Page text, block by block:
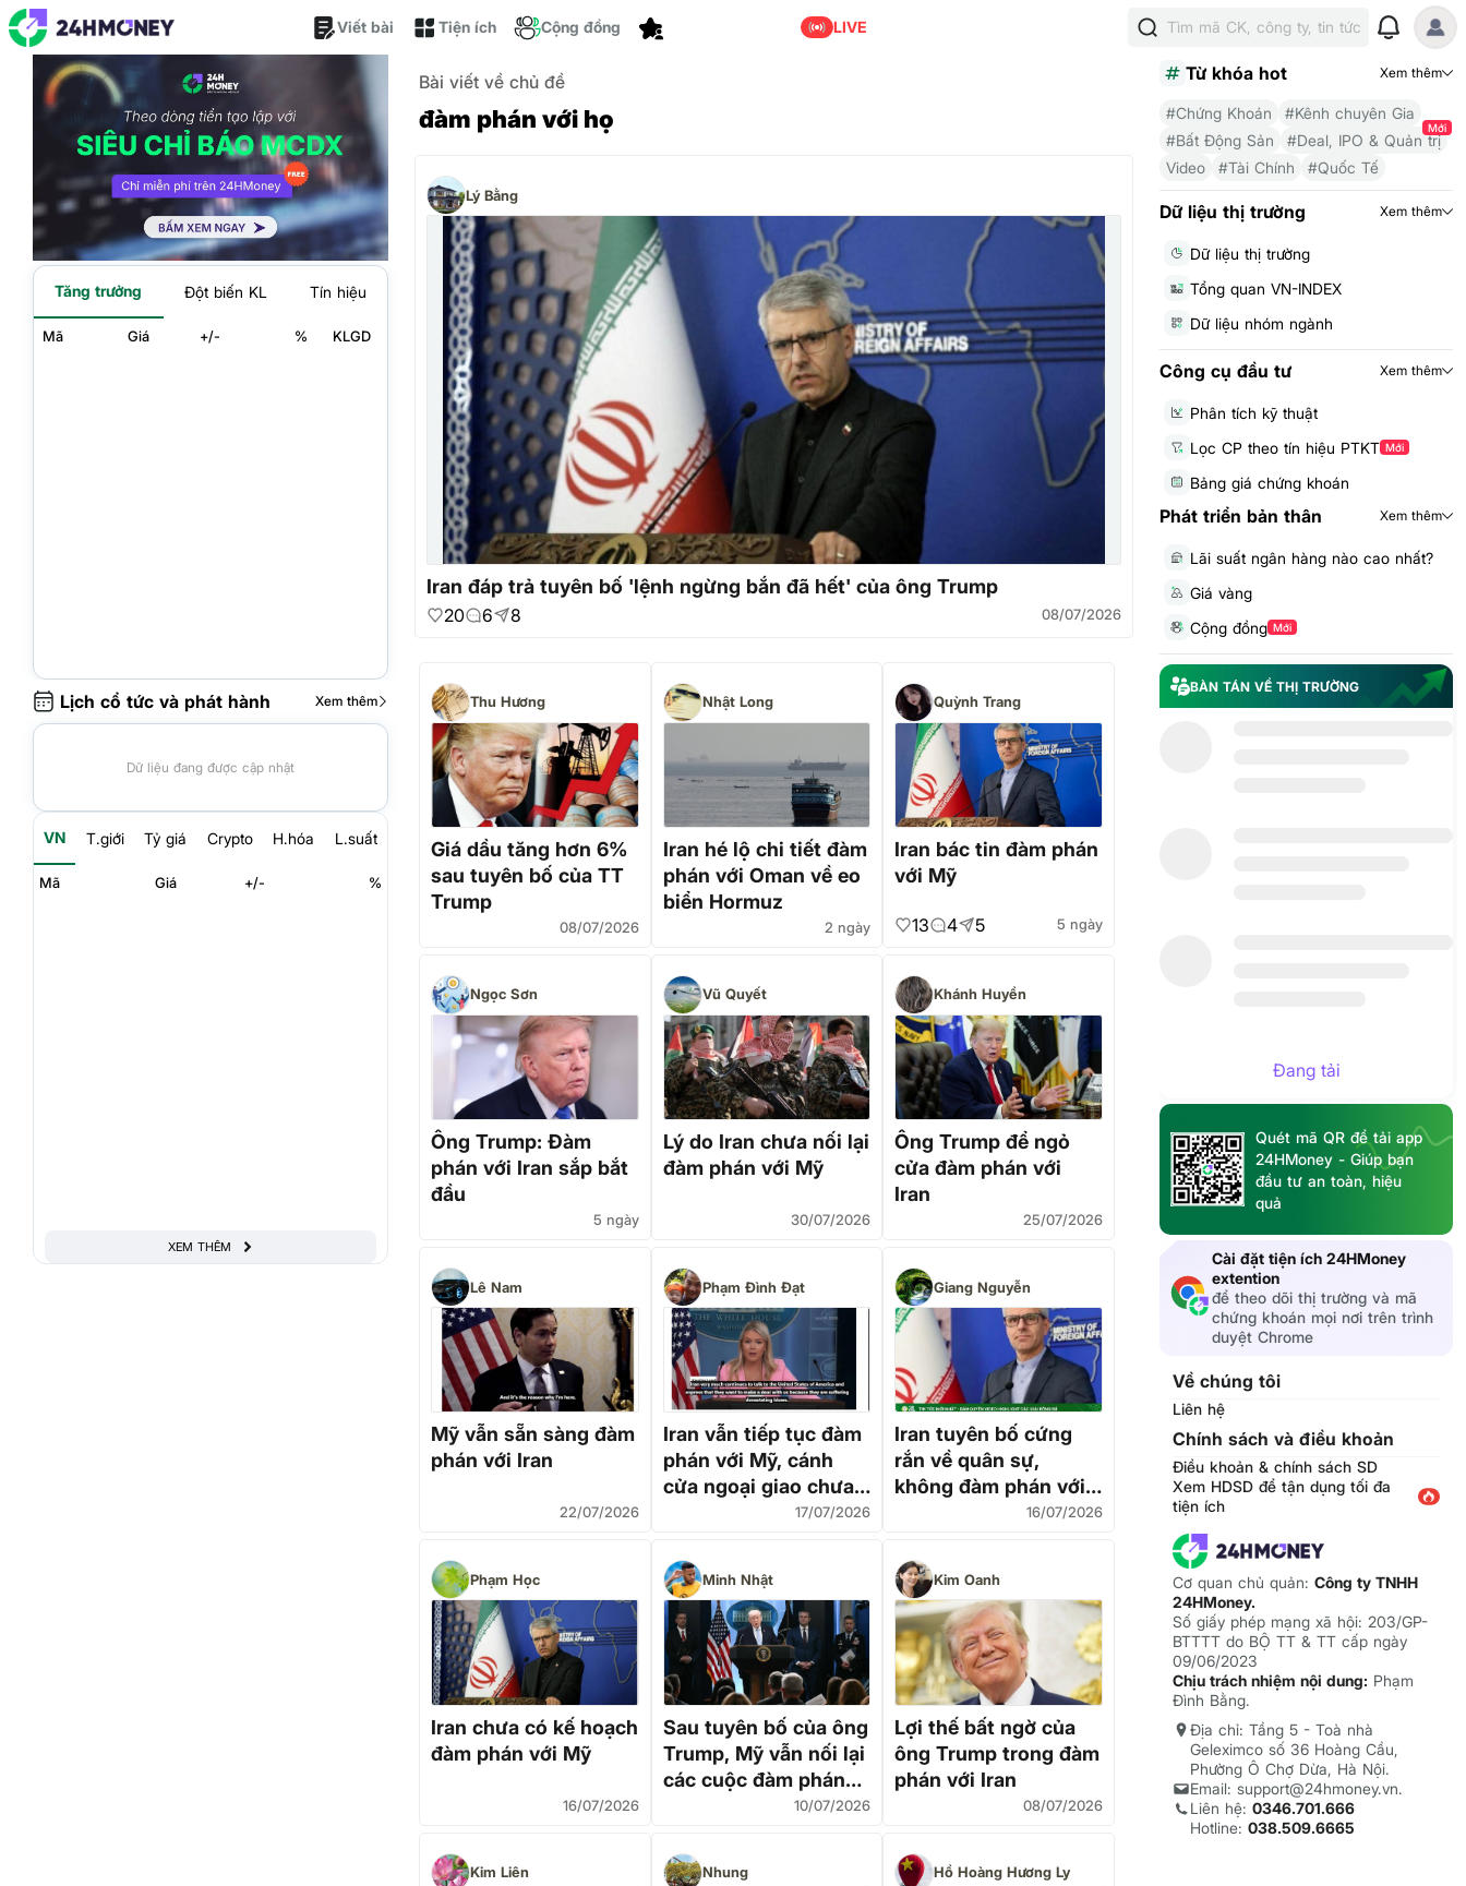
Viết bài Tiện ích Cộng đồng LIVE Tìm mã CK, công ty, tin tức
Tăng trưởng Đột biến KL Tín hiệu
Mã Giá +/- % KLGD
Lịch cổ tức và phát hành Xem thêm
Dữ liệu đang được cập nhật
VN T.giới Tỷ giá Crypto H.hóa L.suất
Mã Giá +/- %
XEM THÊM
Bài viết về chủ đề
đàm phán với họ
Lý Bằng
Iran đáp trả tuyên bố 'lệnh ngừng bắn đã hết' của ông Trump
20 6 8 08/07/2026
Thu Hương
Giá dầu tăng hơn 6%
sau tuyên bố của TT
Trump
08/07/2026
Nhật Long
Iran hé lộ chi tiết đàm
phán với Oman về eo
biển Hormuz
2 ngày
Quỳnh Trang
Iran bác tin đàm phán
với Mỹ
13 4 5 5 ngày
Ngọc Sơn
Ông Trump: Đàm
phán với Iran sắp bắt
đầu
5 ngày
Vũ Quyết
Lý do Iran chưa nối lại
đàm phán với Mỹ
30/07/2026
Khánh Huyền
Ông Trump để ngỏ
cửa đàm phán với
Iran
25/07/2026
Lê Nam
Mỹ vẫn sẵn sàng đàm
phán với Iran
22/07/2026
Phạm Đình Đạt
Iran vẫn tiếp tục đàm
phán với Mỹ, cánh
cửa ngoại giao chưa
17/07/2026
Giang Nguyễn
Iran tuyên bố cứng
rắn về quân sự,
không đàm phán với
16/07/2026
Phạm Học
Iran chưa có kế hoạch
đàm phán với Mỹ
16/07/2026
Minh Nhật
Sau tuyên bố của ông
Trump, Mỹ vẫn nối lại
các cuộc đàm phán
kỹ thuật với Iran10/07/2026
Kim Oanh
Lợi thế bất ngờ của
ông Trump trong đàm
phán với Iran
08/07/2026
Kim Liên Nhung Hồ Hoàng Hương Ly
Từ khóa hot Xem thêm
#Chứng Khoán
#Kênh chuyên Gia
#Bất Động Sản
#Deal, IPO & Quản trị
Mới
Video #Tài Chính #Quốc Tế
Dữ liệu thị trường Xem thêm
Dữ liệu thị trường
Tổng quan VN-INDEX
Dữ liệu nhóm ngành
Công cụ đầu tư Xem thêm
Phân tích kỹ thuật
Lọc CP theo tín hiệu PTKT Mới
Bảng giá chứng khoán
Phát triển bản thân Xem thêm
Lãi suất ngân hàng nào cao nhất?
Giá vàng
Cộng đồng Mới
BÀN TÁN VỀ THỊ TRƯỜNG
Đang tải
Quét mã QR để tải app
24HMoney - Giúp bạn
đầu tư an toàn, hiệu
quả
Cài đặt tiện ích 24HMoney
extention
để theo dõi thị trường và mã
chứng khoán mọi nơi trên trình
duyệt Chrome
Về chúng tôi
Liên hệ
Chính sách và điều khoản
Điều khoản & chính sách SD
Xem HDSD để tận dụng tối đa
tiện ích
Cơ quan chủ quản: Công ty TNHH
24HMoney.
Số giấy phép mạng xã hội: 203/GP-
BTTTT do BỘ TT & TT cấp ngày
09/06/2023
Chịu trách nhiệm nội dung: Phạm
Đình Bằng.
Địa chỉ: Tầng 5 - Toà nhà
Geleximco số 36 Hoàng Cầu,
Phường Ô Chợ Dừa, Hà Nội.
Email: support@24hmoney.vn.
Liên hệ: 0346.701.666
Hotline: 038.509.6665